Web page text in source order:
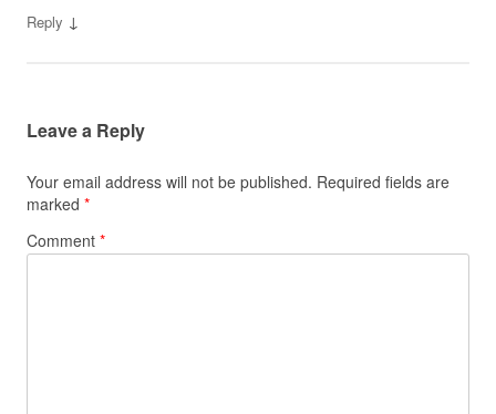
Reply ↓
Leave a Reply
Your email address will not be published. Required fields are
marked *
Comment *